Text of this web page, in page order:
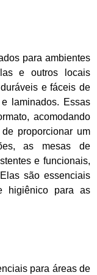
para ambientes
e outros locais
e fáceis de
laminados. Essas
acomodando
proporcionar um
as mesas de
e funcionais,
são essenciais
higiênico para as
para áreas de